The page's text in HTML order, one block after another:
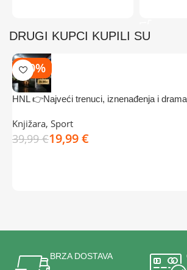
DRUGI KUPCI KUPILI SU
-50%
HNL 👉Najveći trenuci, iznenađenja i
Knjižara, Sport
39,99€19,99€
BRZA DOSTAVA